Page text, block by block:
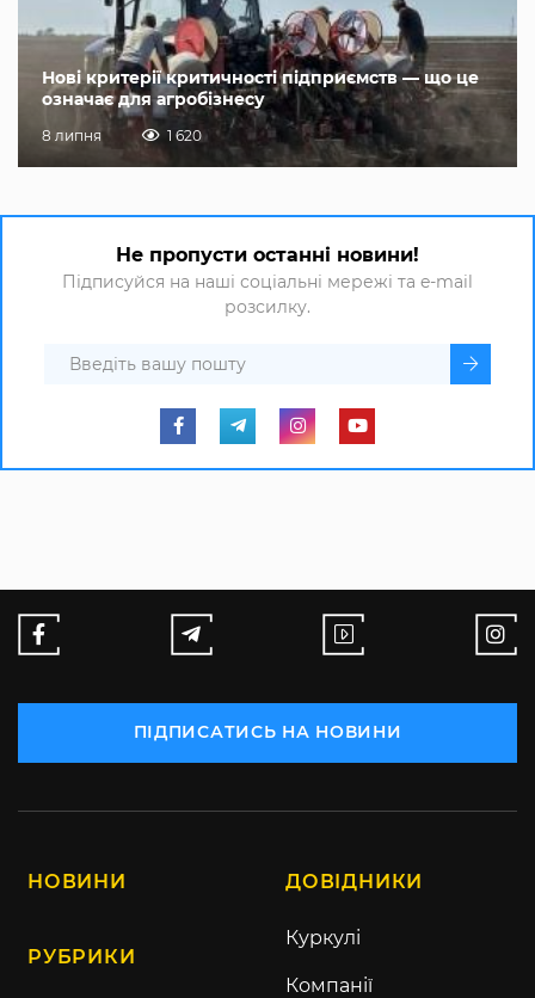
Нові критерії критичності підприємств — що це
означає для агробізнесу
8 липня 1 620
Не пропусти останні новини!
Підписуйся на наші соціальні мережі та e-mail
розсилку.
ПІДПИСАТИСЬ НА НОВИНИ
НОВИНИ
РУБРИКИ
ДОВІДНИКИ
Куркулі
Компанії